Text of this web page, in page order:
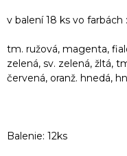
v balení 18 ks vo farbách :
tm. ružová, magenta,
zelená, sv. zelená, žltá,
červená, oranž. hnedá,
Balenie: 12ks